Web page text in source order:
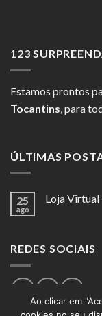
123
Estamos prontos
Tocantins, para
ÚLTIMAS
25
ago
Loja Virtual
REDES SOCIAIS
Ao clicar em